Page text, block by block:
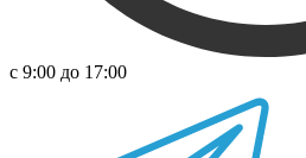
с 9:00 до 17:00